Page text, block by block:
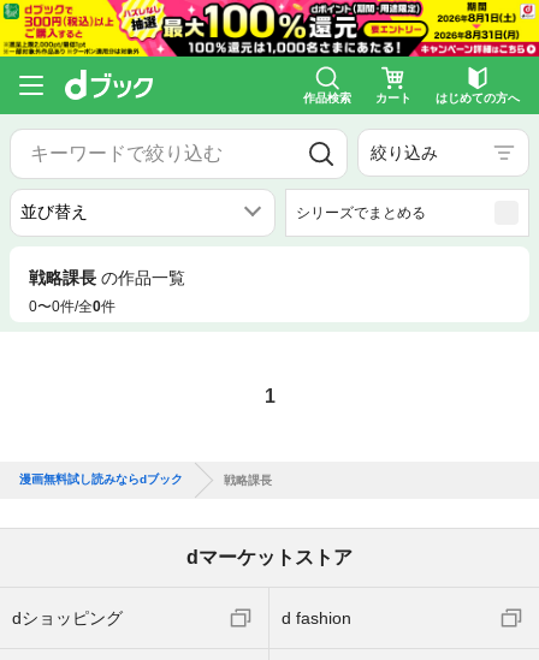
作品検索 カート はじめての方へ
絞り込み
シリーズでまとめる
戦略課長 の作品一覧
0〜0件/全0件
1
漫画無料試し読みならdブック 戦略課長
dマーケットストア
dショッピング d fashion